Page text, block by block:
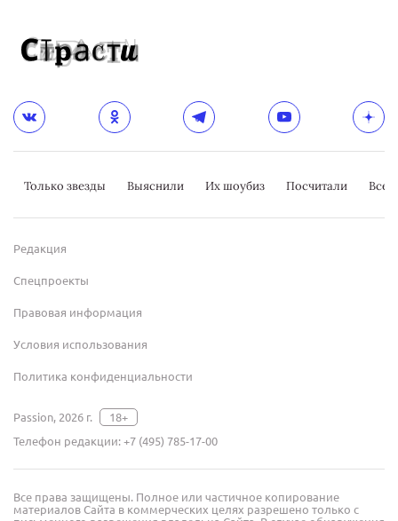
Только звезды Выяснили Их шоубиз Посчитали
Редакция
Спецпроекты
Правовая информация
Условия использования
Политика конфиденциальности
Passion, 2026 г.
18+
Телефон редакции:+7 (495) 785-17-00
Все права защищены. Полное или частичное копирование
материалов Сайта в коммерческих целях разрешено только с